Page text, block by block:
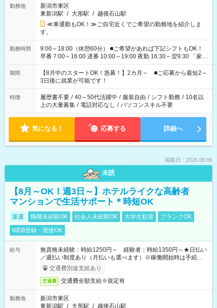
勤務地
新潟市東区
東新潟駅 / 大形駅 / 越後石山駅
≪車通勤もOK！≫ご自宅近くでご希望の勤務地を紹介しま
す。
勤務時間
9:00～18:00（休憩60分） ■ご希望があれば下記シフトもOK！
早番 7:00～16:00 遅番 10:00～19:00 夜勤 16:30～翌9:30 「家族
と休みを合わせたい」 「余裕を持って夕飯の準備がしたい」
「できれば残業はしたくない」 など、ご希望を教えてください
ね。 ※Wワーク希望の方へ 今ご覧のお仕事で希望する勤務時間
と、もう1つのお仕事の勤務時間。 合計で週40時間を超える場
合は応募できません。
期間
【8月中のスタートOK！急募！】2カ月～ ■ご応募から最短2～
3日後に就業が可能です！
特徴 履歴書不要 / 40～50代活躍中 / 服装自由 / シフト勤務 / 10名以
上の大量募集 / 電話対応なし / パソコンスキル不要
気になる！ 応募する 詳細へ
掲載日：2026.08.06
未読
【8月～OK！週3日～】ホテルライクな高齢者
マンションで生活サポート＊時短OK
派遣 職種未経験OK 社会人未経験OK 大学生歓迎
ブランクOK
WEB登録・面接OK
給与
無資格未経験：時給1250円～ 経験者：時給1350円～★日払い
／週払い制度あり（月払いも選べます）※稼働開始時は手続き完
了次第のお支払いとなります。
交通費別途支給あり
交通費 交通費全額支給※規定有
勤務地
新潟市東区
東新潟駅 / 大形駅 / 越後石山駅